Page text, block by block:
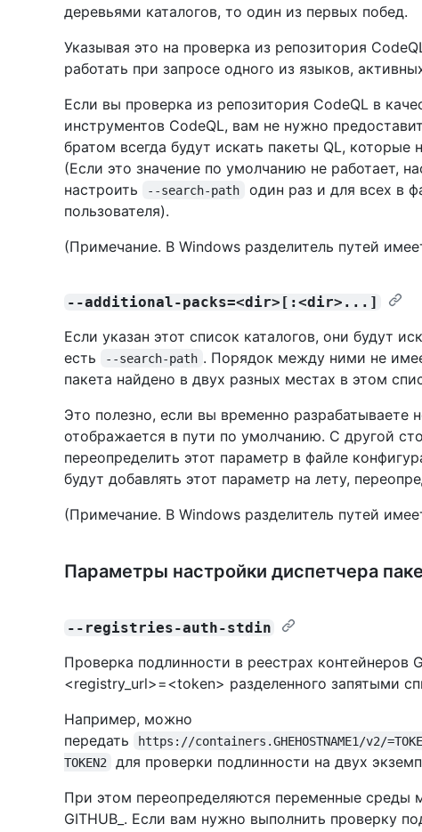
деревьями каталогов, то один из первых побед.
Указывая это на проверка из репозитория
работать при запросе одного из языков,
Если вы проверка из репозитория CodeQL в
инструментов CodeQL, вам не нужно
братом всегда будут искать пакеты QL, которые
(Если это значение по умолчанию не работает,
настроить
--search-path
один раз и для всех в
пользователя).
(Примечание. В Windows разделитель путей
--additional-packs=<dir>[:<dir>...]
Если указан этот список каталогов, они будут
есть
--search-path . Порядок между ними не
пакета найдено в двух разных местах в этом
Это полезно, если вы временно
отображается в пути по умолчанию. С другой
переопределить этот параметр в файле
будут добавлять этот параметр на лету,
(Примечание. В Windows разделитель путей
Параметры настройки диспетчера
--registries-auth-stdin
Проверка подлинности в реестрах контейнеров
<registry_url>=<token> разделенного запятыми
Например, можно
передать
https://containers.GHEHOSTNAME1/v2/
TOKEN2
для проверки подлинности на двух
При этом переопределяются переменные среды
GITHUB_. Если вам нужно выполнить проверку